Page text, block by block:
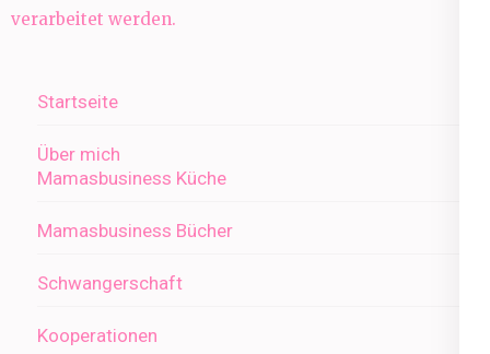
verarbeitet werden.
Startseite
Über mich
Mamasbusiness Küche
Mamasbusiness Bücher
Schwangerschaft
Kooperationen